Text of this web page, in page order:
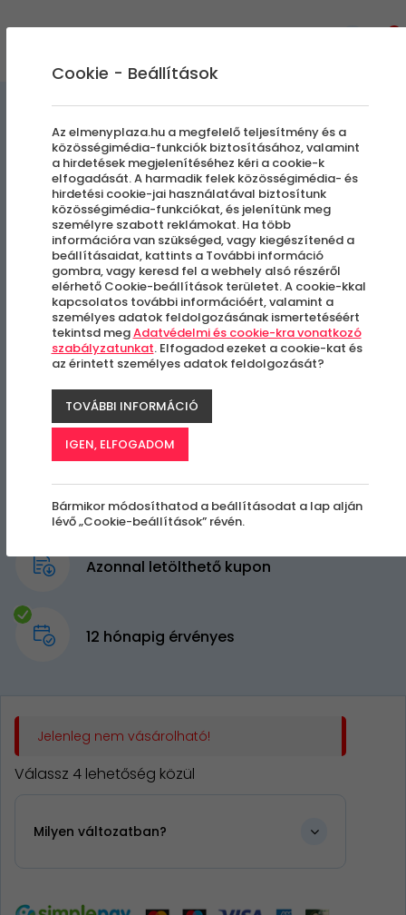
Macaron készítő workshop
Budapest, VI. kerület
Azonnal letölthető kupon
12 hónapig érvényes
Jelenleg nem vásárolható!
Válassz 4 lehetőség közül
Milyen változatban?
Cookie - Beállítások
Az elmenyplaza.hu a megfelelő teljesítmény és a
közösségimédia-funkciók biztosításához, valamint
a hirdetések megjelenítéséhez kéri a cookie-k
elfogadását. A harmadik felek közösségimédia- és
hirdetési cookie-jai használatával biztosítunk
közösségimédia-funkciókat, és jelenítünk meg
személyre szabott reklámokat. Ha több
információra van szükséged, vagy kiegészítenéd a
beállításaidat, kattints a További információ
gombra, vagy keresd fel a webhely alsó részéről
elérhető Cookie-beállítások területet. A cookie-kkal
kapcsolatos további információért, valamint a
személyes adatok feldolgozásának ismertetéséért
tekintsd megAdatvédelmi és cookie-kra vonatkozó
szabályzatunkat. Elfogadod ezeket a cookie-kat és
az érintett személyes adatok feldolgozását?
TOVÁBBI INFORMÁCIÓ
IGEN, ELFOGADOM
Bármikor módosíthatod a beállításodat a lap alján
lévő „Cookie-beállítások” révén.